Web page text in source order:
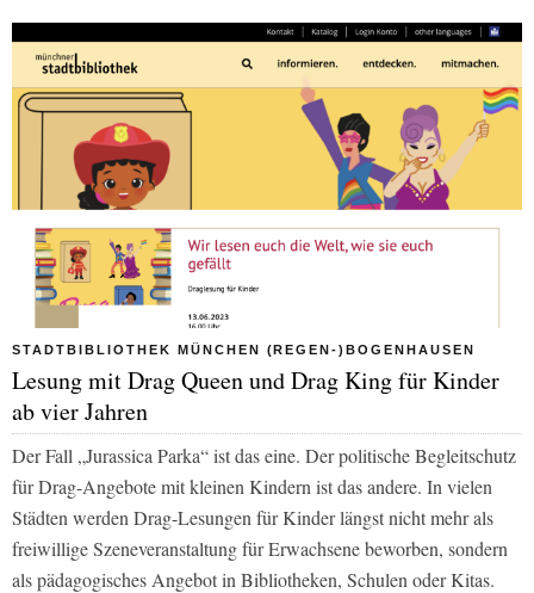
STADTBIBLIOTHEK MÜNCHEN (REGEN-)BOGENHAUSEN
Lesung mit Drag Queen und Drag King für Kinder
ab vier Jahren
Der Fall „Jurassica Parka“ ist das eine. Der politische Begleitschutz
für Drag-Angebote mit kleinen Kindern ist das andere. In vielen
Städten werden Drag-Lesungen für Kinder längst nicht mehr als
freiwillige Szeneveranstaltung für Erwachsene beworben, sondern
als pädagogisches Angebot in Bibliotheken, Schulen oder Kitas.